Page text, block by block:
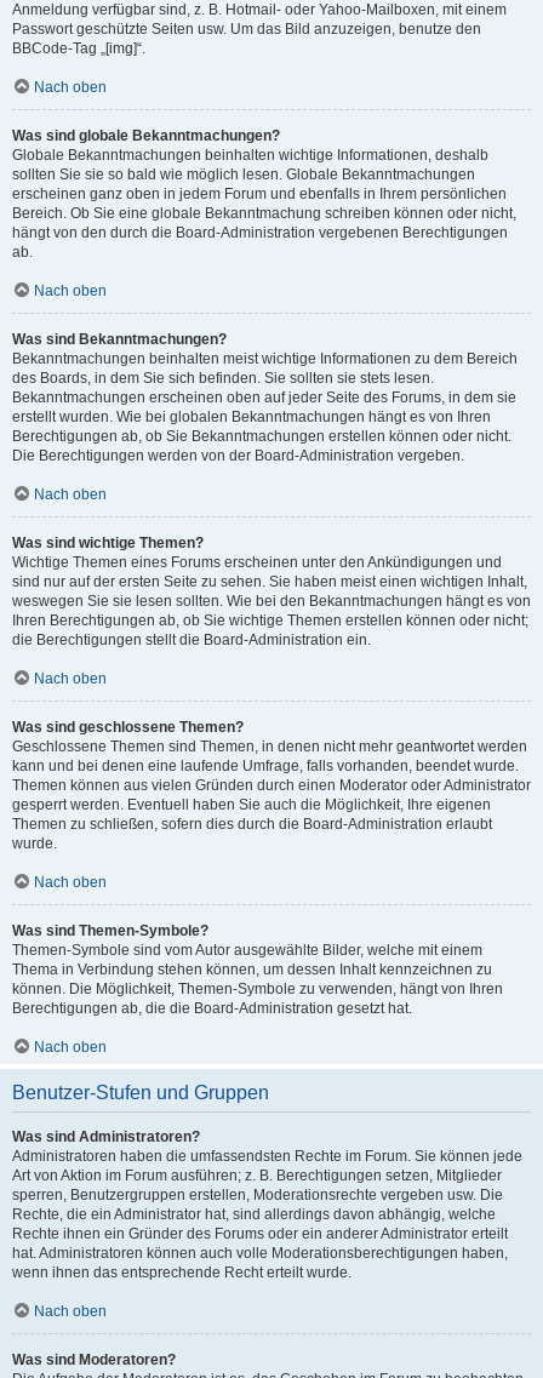
Anmeldung verfügbar sind, z. B. Hotmail- oder Yahoo-Mailboxen, mit einem
Passwort geschützte Seiten usw. Um das Bild anzuzeigen, benutze den
BBCode-Tag „[img]“.
Nach oben
Was sind globale Bekanntmachungen?
Globale Bekanntmachungen beinhalten wichtige Informationen, deshalb
sollten Sie sie so bald wie möglich lesen. Globale Bekanntmachungen
erscheinen ganz oben in jedem Forum und ebenfalls in Ihrem persönlichen
Bereich. Ob Sie eine globale Bekanntmachung schreiben können oder nicht,
hängt von den durch die Board-Administration vergebenen Berechtigungen
ab.
Nach oben
Was sind Bekanntmachungen?
Bekanntmachungen beinhalten meist wichtige Informationen zu dem Bereich
des Boards, in dem Sie sich befinden. Sie sollten sie stets lesen.
Bekanntmachungen erscheinen oben auf jeder Seite des Forums, in dem sie
erstellt wurden. Wie bei globalen Bekanntmachungen hängt es von Ihren
Berechtigungen ab, ob Sie Bekanntmachungen erstellen können oder nicht.
Die Berechtigungen werden von der Board-Administration vergeben.
Nach oben
Was sind wichtige Themen?
Wichtige Themen eines Forums erscheinen unter den Ankündigungen und
sind nur auf der ersten Seite zu sehen. Sie haben meist einen wichtigen Inhalt,
weswegen Sie sie lesen sollten. Wie bei den Bekanntmachungen hängt es von
Ihren Berechtigungen ab, ob Sie wichtige Themen erstellen können oder nicht;
die Berechtigungen stellt die Board-Administration ein.
Nach oben
Was sind geschlossene Themen?
Geschlossene Themen sind Themen, in denen nicht mehr geantwortet werden
kann und bei denen eine laufende Umfrage, falls vorhanden, beendet wurde.
Themen können aus vielen Gründen durch einen Moderator oder Administrator
gesperrt werden. Eventuell haben Sie auch die Möglichkeit, Ihre eigenen
Themen zu schließen, sofern dies durch die Board-Administration erlaubt
wurde.
Nach oben
Was sind Themen-Symbole?
Themen-Symbole sind vom Autor ausgewählte Bilder, welche mit einem
Thema in Verbindung stehen können, um dessen Inhalt kennzeichnen zu
können. Die Möglichkeit, Themen-Symbole zu verwenden, hängt von Ihren
Berechtigungen ab, die die Board-Administration gesetzt hat.
Nach oben
Benutzer-Stufen und Gruppen
Was sind Administratoren?
Administratoren haben die umfassendsten Rechte im Forum. Sie können jede
Art von Aktion im Forum ausführen; z. B. Berechtigungen setzen, Mitglieder
sperren, Benutzergruppen erstellen, Moderationsrechte vergeben usw. Die
Rechte, die ein Administrator hat, sind allerdings davon abhängig, welche
Rechte ihnen ein Gründer des Forums oder ein anderer Administrator erteilt
hat. Administratoren können auch volle Moderationsberechtigungen haben,
wenn ihnen das entsprechende Recht erteilt wurde.
Nach oben
Was sind Moderatoren?